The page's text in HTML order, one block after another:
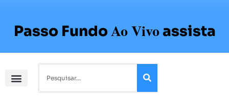
Passo FundoAo Vivoassista